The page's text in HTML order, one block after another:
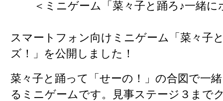
＜ミニゲーム「菜々子と踊ろ♪一緒に
スマートフォン向けミニゲーム「菜々子
ズ！」を公開 しました！
菜々子と踊って「せーの！」の合図で一
るミニゲームです。見事ステージ３まで